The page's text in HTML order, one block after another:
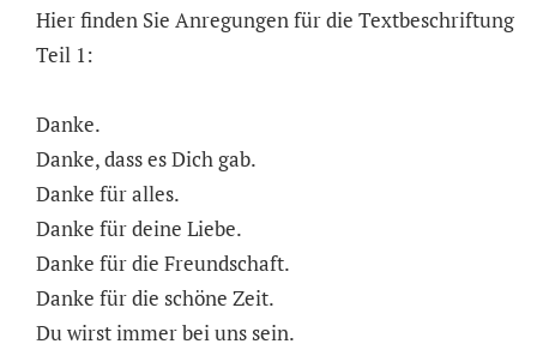
Hier finden Sie Anregungen für die Textbeschriftung
Teil 1:
Danke.
Danke, dass es Dich gab.
Danke für alles.
Danke für deine Liebe.
Danke für die Freundschaft.
Danke für die schöne Zeit.
Du wirst immer bei uns sein.